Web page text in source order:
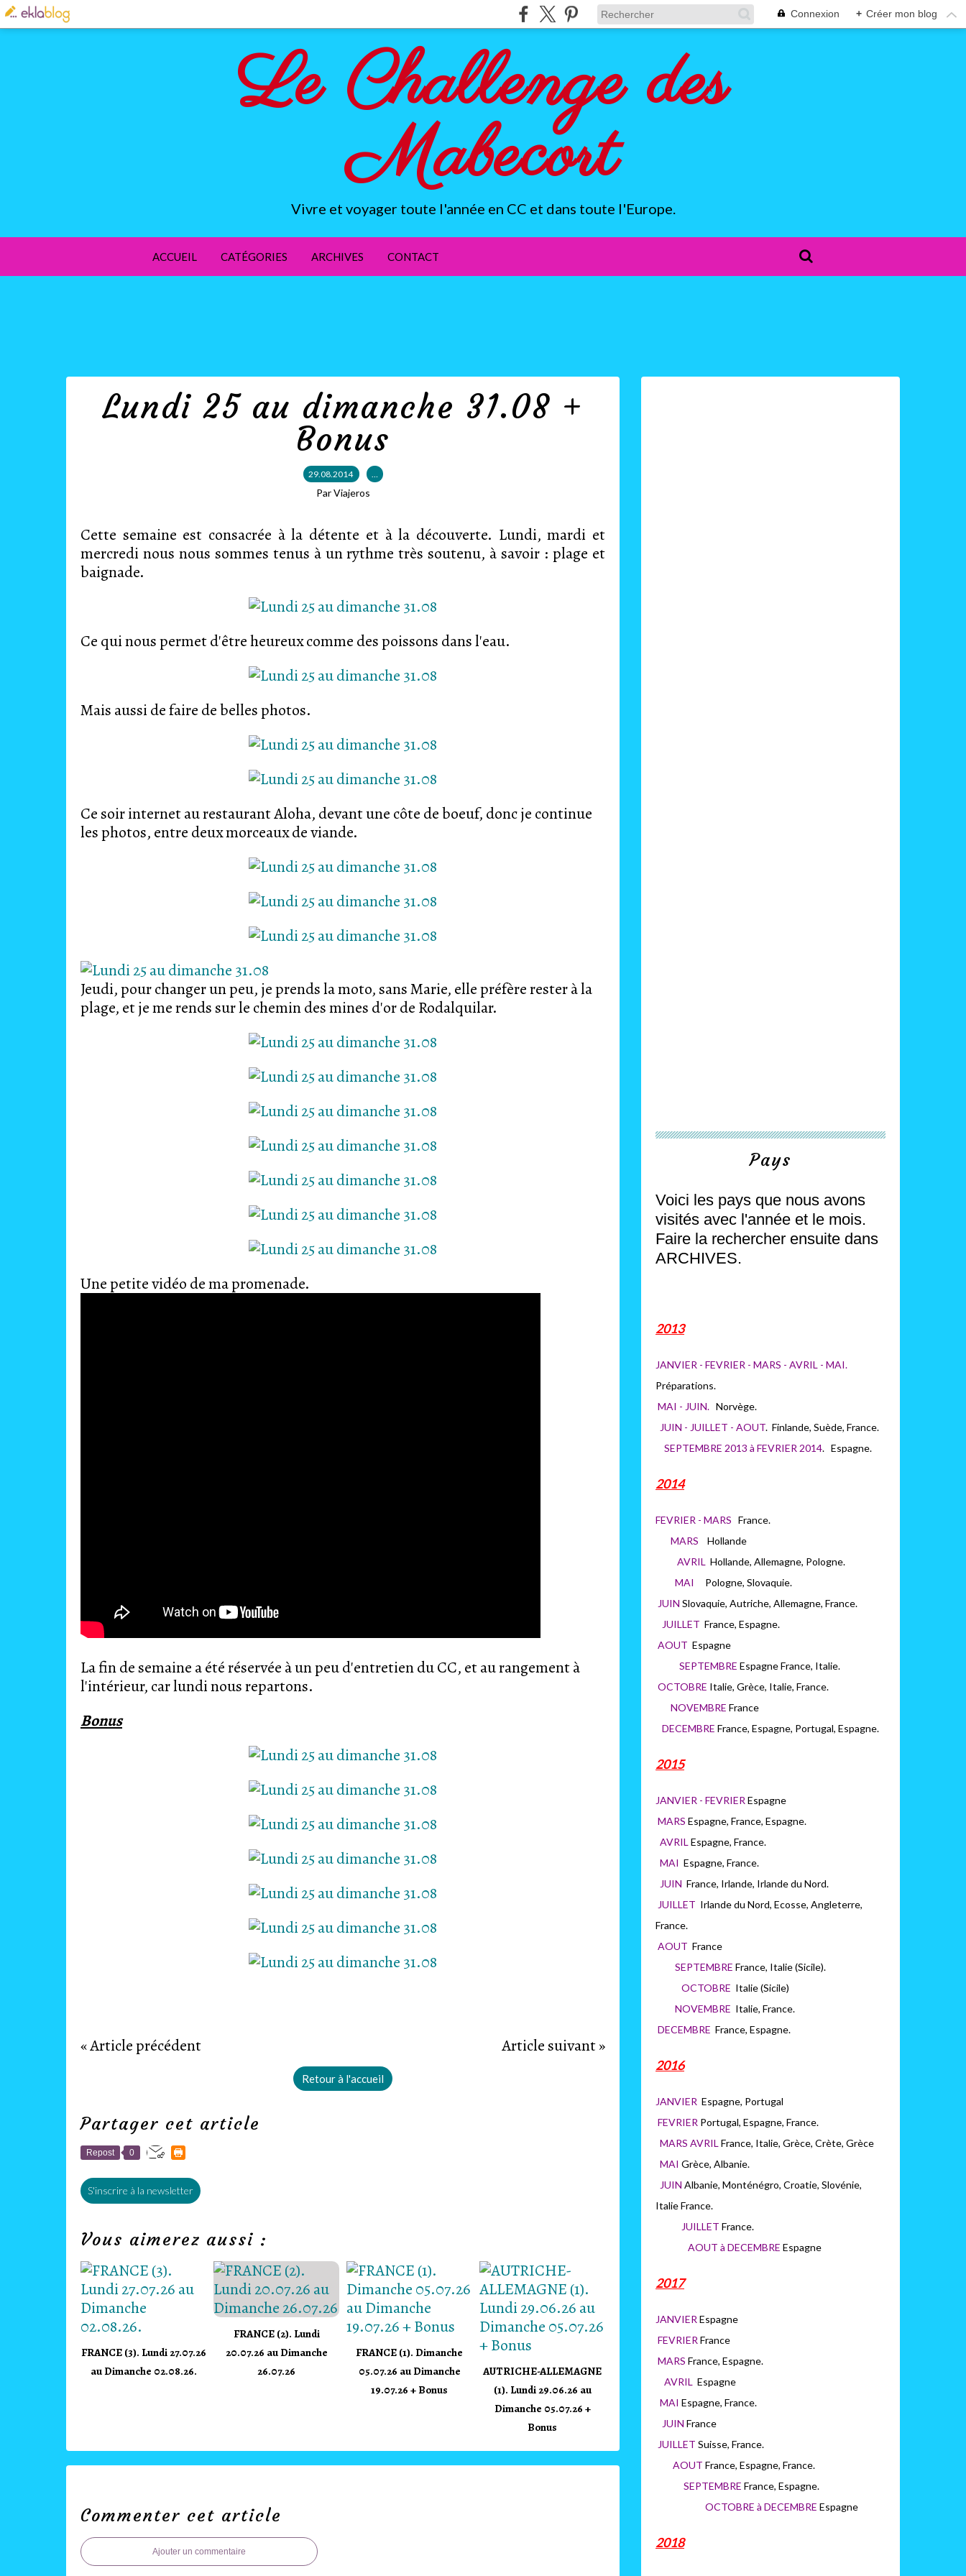
Connexion + Créer mon blog
Le Challenge des
Mabecort
Vivre et voyager toute l'année en CC et dans toute l'Europe.
ACCUEIL CATÉGORIES ARCHIVES CONTACT
Lundi 25 au dimanche 31.08 +
Bonus
29.08.2014 …
Par Viajeros
Cette semaine est consacrée à la détente et à la découverte. Lundi, mardi et
mercredi nous nous sommes tenus à un rythme très soutenu, à savoir : plage et
baignade.
Ce qui nous permet d'être heureux comme des poissons dans l'eau.
Mais aussi de faire de belles photos.
Ce soir internet au restaurant Aloha, devant une côte de boeuf, donc je continue
les photos, entre deux morceaux de viande.
Jeudi, pour changer un peu, je prends la moto, sans Marie, elle préfère rester à la
plage, et je me rends sur le chemin des mines d'or de Rodalquilar.
Une petite vidéo de ma promenade.
La fin de semaine a été réservée à un peu d'entretien du CC, et au rangement à
l'intérieur, car lundi nous repartons.
Bonus
« Article précédent Article suivant »
Retour à l'accueil
Partager cet article
Repost 0
S'inscrire à la newsletter
Vous aimerez aussi :
FRANCE (3). Lundi 27.07.26
au Dimanche 02.08.26.
FRANCE (2). Lundi
20.07.26 au Dimanche
26.07.26
FRANCE (1). Dimanche
05.07.26 au Dimanche
19.07.26 + Bonus
AUTRICHE-ALLEMAGNE
(1). Lundi 29.06.26 au
Dimanche 05.07.26 +
Bonus
Commenter cet article
Ajouter un commentaire
Pays
Voici les pays que nous avons
visités avec l'année et le mois.
Faire la rechercher ensuite dans
ARCHIVES.
2013
JANVIER - FEVRIER - MARS - AVRIL - MAI.
Préparations.
MAI - JUIN. Norvège.
JUIN - JUILLET - AOUT. Finlande, Suède, France.
SEPTEMBRE 2013 à FEVRIER 2014. Espagne.
2014
FEVRIER - MARS France.
MARS Hollande
AVRIL Hollande, Allemagne, Pologne.
MAI
Pologne, Slovaquie.
JUIN Slovaquie, Autriche, Allemagne, France.
JUILLET France, Espagne.
AOUT Espagne
SEPTEMBRE Espagne France, Italie.
OCTOBRE Italie, Grèce, Italie, France.
NOVEMBRE France
DECEMBRE France, Espagne, Portugal, Espagne.
2015
JANVIER - FEVRIER Espagne
MARS Espagne, France, Espagne.
AVRIL Espagne, France.
MAI Espagne, France.
JUIN France, Irlande, Irlande du Nord.
JUILLET Irlande du Nord, Ecosse, Angleterre,
France.
AOUT France
SEPTEMBRE France, Italie (Sicile).
OCTOBRE Italie (Sicile)
NOVEMBRE Italie, France.
DECEMBRE France, Espagne.
2016
JANVIER Espagne, Portugal
FEVRIER Portugal, Espagne, France.
MARS AVRIL France, Italie, Grèce, Crète, Grèce
MAI Grèce, Albanie.
JUIN Albanie, Monténégro, Croatie, Slovénie,
Italie France.
JUILLET France.
AOUT à DECEMBRE Espagne
2017
JANVIER Espagne
FEVRIER France
MARS France, Espagne.
AVRIL Espagne
MAI Espagne, France.
JUIN France
JUILLET Suisse, France.
AOUT France, Espagne, France.
SEPTEMBRE France, Espagne.
OCTOBRE à DECEMBRE Espagne
2018